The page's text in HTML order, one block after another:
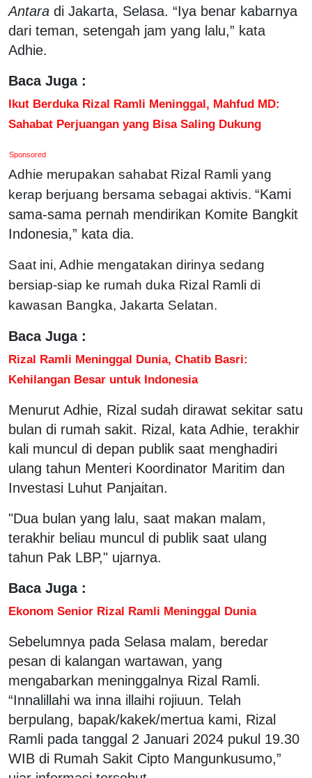
Antara di Jakarta, Selasa. “Iya benar kabarnya
dari teman, setengah jam yang lalu,” kata
Adhie.
Baca Juga :
Ikut Berduka Rizal Ramli Meninggal, Mahfud MD:
Sahabat Perjuangan yang Bisa Saling Dukung
Sponsored
Adhie merupakan sahabat Rizal Ramli yang
kerap berjuang bersama sebagai aktivis. “Kami
sama-sama pernah mendirikan Komite Bangkit
Indonesia,” kata dia.
Saat ini, Adhie mengatakan dirinya sedang
bersiap-siap ke rumah duka Rizal Ramli di
kawasan Bangka, Jakarta Selatan.
Baca Juga :
Rizal Ramli Meninggal Dunia, Chatib Basri:
Kehilangan Besar untuk Indonesia
Menurut Adhie, Rizal sudah dirawat sekitar satu
bulan di rumah sakit. Rizal, kata Adhie, terakhir
kali muncul di depan publik saat menghadiri
ulang tahun Menteri Koordinator Maritim dan
Investasi Luhut Panjaitan.
"Dua bulan yang lalu, saat makan malam,
terakhir beliau muncul di publik saat ulang
tahun Pak LBP," ujarnya.
Baca Juga :
Ekonom Senior Rizal Ramli Meninggal Dunia
Sebelumnya pada Selasa malam, beredar
pesan di kalangan wartawan, yang
mengabarkan meninggalnya Rizal Ramli.
“Innalillahi wa inna illaihi rojiuun. Telah
berpulang, bapak/kakek/mertua kami, Rizal
Ramli pada tanggal 2 Januari 2024 pukul 19.30
WIB di Rumah Sakit Cipto Mangunkusumo,”